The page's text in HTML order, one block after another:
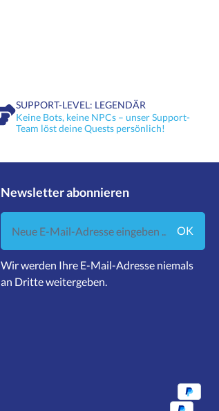
SUPPORT-LEVEL: LEGENDÄR
Keine Bots, keine NPCs – unser Support-
Team löst deine Quests persönlich!
Newsletter abonnieren
Neue E-Mail-Adresse eingeben ...
OK
Wir werden Ihre E-Mail-Adresse niemals
an Dritte weitergeben.